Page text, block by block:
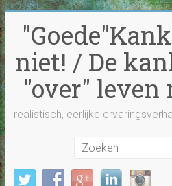
Ga
naar
inhoud
niet! / De
"over" leven
realistisch, eerlijke